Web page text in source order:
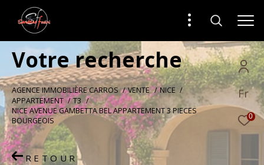
Fr
0
Votrerecherche
AGENCE IMMOBILIÈRE CARROS VENTE
NICE
APPARTEMENT
T3
NICE AVENUE GAMBETTA BEL APPARTEMENT 3 PIECES
BOURGEOIS
RETOUR